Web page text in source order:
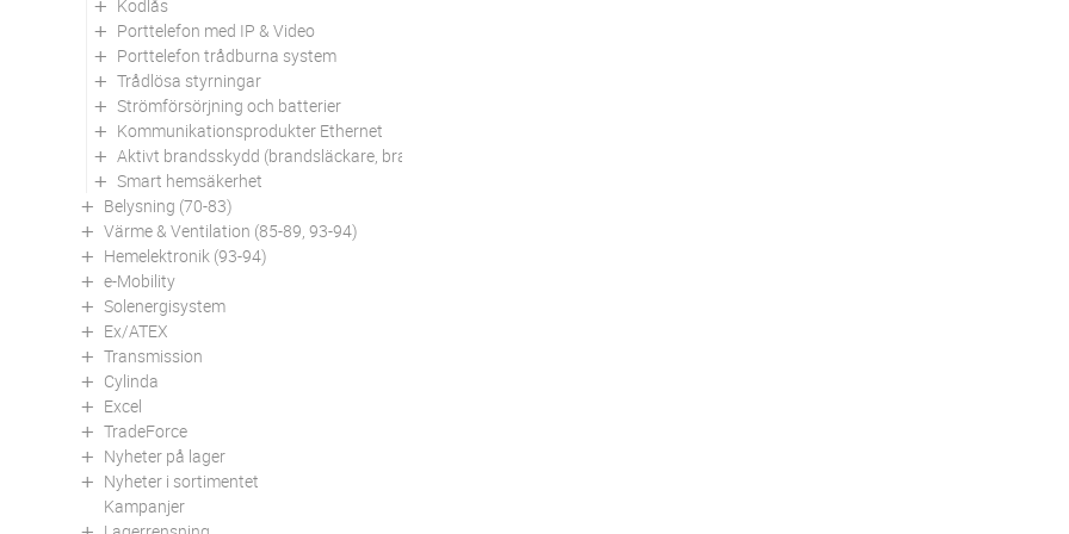
Kodlås
Porttelefon med IP & Video
Porttelefon trådburna system
Trådlösa styrningar
Strömförsörjning och batterier
Kommunikationsprodukter Ethernet
Aktivt brandsskydd (brandsläckare, brandfiltar mm)
Smart hemsäkerhet
Belysning (70-83)
Värme & Ventilation (85-89, 93-94)
Hemelektronik (93-94)
e-Mobility
Solenergisystem
Ex/ATEX
Transmission
Cylinda
Excel
TradeForce
Nyheter på lager
Nyheter i sortimentet
Kampanjer